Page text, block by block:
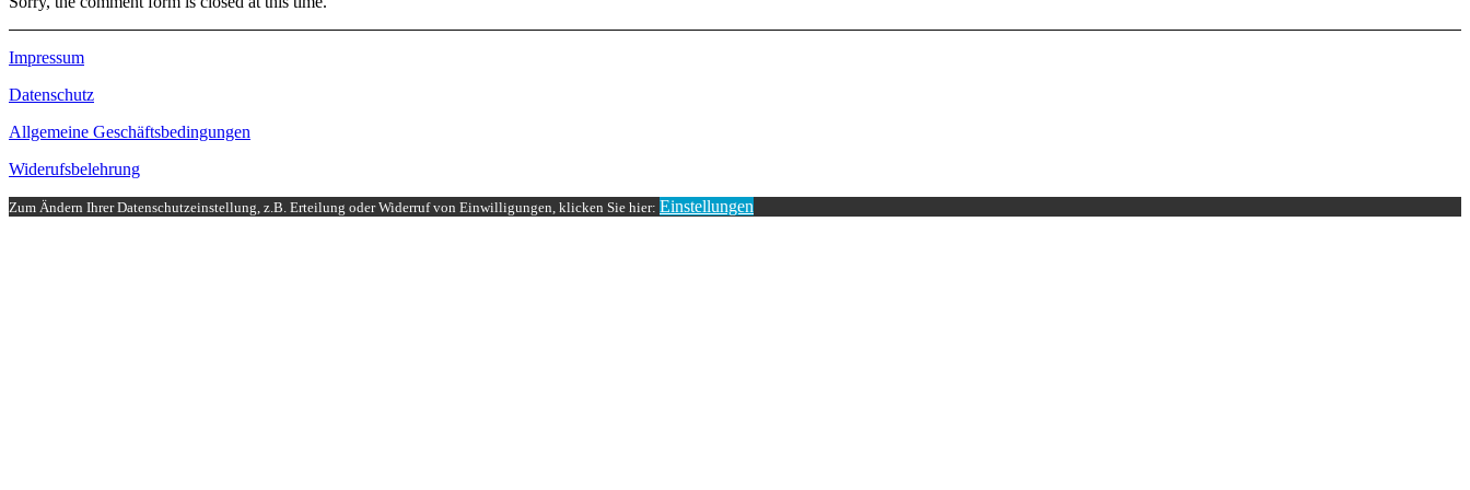
Impressum
Datenschutz
Allgemeine Geschäftsbedingungen
Widerufsbelehrung
Zum Ändern Ihrer Datenschutzeinstellung, z.B. Erteilung oder Widerruf von Einwilligungen, klicken Sie hier: Einstellungen